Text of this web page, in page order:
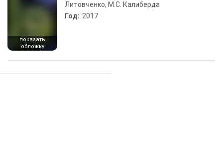
показать
обложку
Литовченко, М.С. Калиберда
Год: 2017